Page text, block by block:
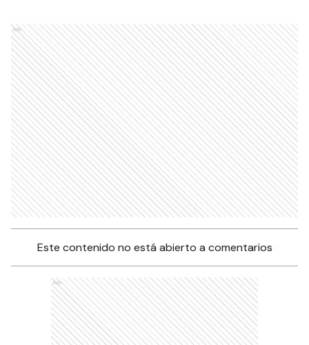
Ads
Este contenido no está abierto a comentarios
Ads